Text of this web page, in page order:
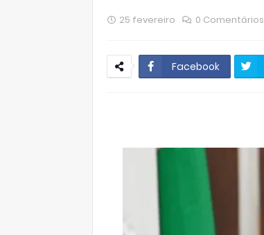
25 fevereiro 0 Comentários
Facebook